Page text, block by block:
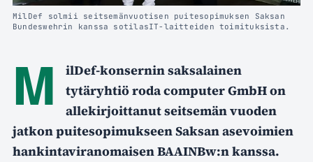
MilDef solmii seitsemänvuotisen puitesopimuksen Saksan
Bundeswehrin kanssa sotilasIT-laitteiden toimituksista.
M
ilDef-konsernin saksalainen
tytäryhtiö roda computer GmbH on
allekirjoittanut seitsemän vuoden
jatkon puitesopimukseen Saksan asevoimien
hankintaviranomaisen BAAINBw:n kanssa.